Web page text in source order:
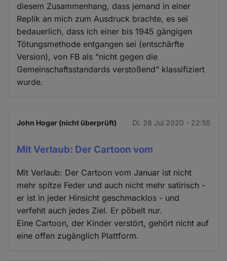
diesem Zusammenhang, dass jemand in einer
Replik an mich zum Ausdruck brachte, es sei
bedauerlich, dass ich einer bis 1945 gängigen
Tötungsmethode entgangen sei (entschärfte
Version), von FB als "nicht gegen die
Gemeinschaftsstandards verstoßend" klassifiziert
wurde.
John Hogar (nicht überprüft) Di. 28 Jul 2020 - 22:55
Mit Verlaub: Der Cartoon vom
Mit Verlaub: Der Cartoon vom Januar ist nicht
mehr spitze Feder und auch nicht mehr satirisch -
er ist in jeder Hinsicht geschmacklos - und
verfehlt auch jedes Ziel. Er pöbelt nur.
Eine Cartoon, der Kinder verstört, gehört nicht auf
eine offen zugänglich Plattform.